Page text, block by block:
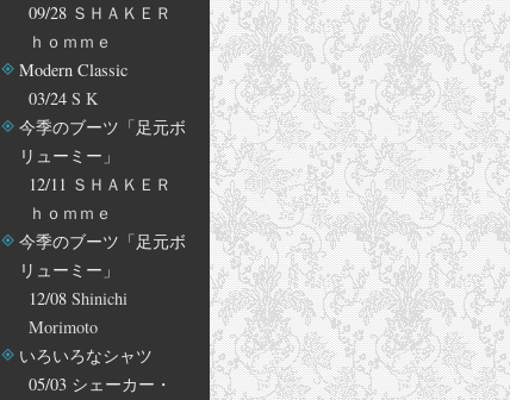
09/28 ＳＨＡＫＥＲ
ｈｏｍｍｅ
Modern Classic
03/24 S K
今季のブーツ「足元ボ
リューミー」
12/11 ＳＨＡＫＥＲ
ｈｏｍｍｅ
今季のブーツ「足元ボ
リューミー」
12/08 Shinichi
Morimoto
いろいろなシャツ
05/03 シェーカー・